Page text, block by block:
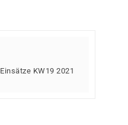
Einsätze KW19 2021